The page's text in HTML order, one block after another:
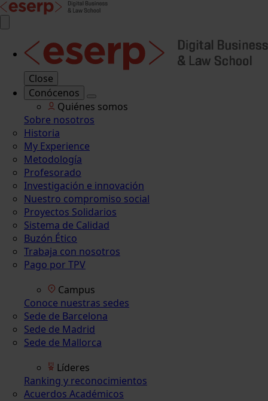
Close
Conócenos
Quiénes somos
Sobre nosotros
Historia
My Experience
Metodología
Profesorado
Investigación e innovación
Nuestro compromiso social
Proyectos Solidarios
Sistema de Calidad
Buzón Ético
Trabaja con nosotros
Pago por TPV
Campus
Conoce nuestras sedes
Sede de Barcelona
Sede de Madrid
Sede de Mallorca
Líderes
Ranking y reconocimientos
Acuerdos Académicos